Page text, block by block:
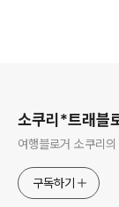
소쿠리*트래블
여행블로거 소쿠리
구독하기